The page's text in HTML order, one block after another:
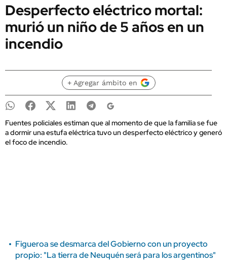
Desperfecto eléctrico mortal:
murió un niño de 5 años en un
incendio
+ Agregar ámbito en
Fuentes policiales estiman que al momento de que la familia se fue
a dormir una estufa eléctrica tuvo un desperfecto eléctrico y generó
el foco de incendio.
Figueroa se desmarca del Gobierno con un proyecto
propio: "La tierra de Neuquén será para los argentinos"